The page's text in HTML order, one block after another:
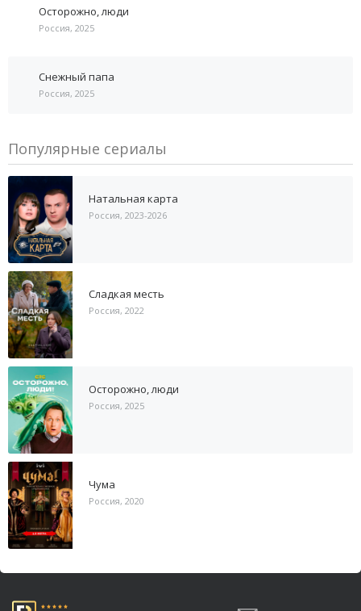
Осторожно, люди
Россия, 2025
Снежный папа
Россия, 2025
Популярные сериалы
Натальная карта
Россия, 2023-2026
Сладкая месть
Россия, 2022
Осторожно, люди
Россия, 2025
Чума
Россия, 2020